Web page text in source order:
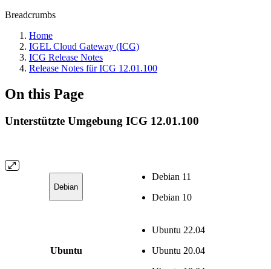
Breadcrumbs
Home
IGEL Cloud Gateway (ICG)
ICG Release Notes
Release Notes für ICG 12.01.100
On this Page
Unterstützte Umgebung ICG 12.01.100
Debian
Debian 11
Debian 10
Ubuntu
Ubuntu 22.04
Ubuntu 20.04